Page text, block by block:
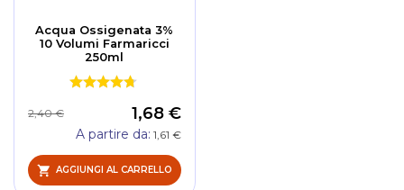
Acqua Ossigenata 3%
10 Volumi Farmaricci
250ml
1,68 €
2,40 €
A partire da 1,61 €
AGGIUNGI AL CARRELLO